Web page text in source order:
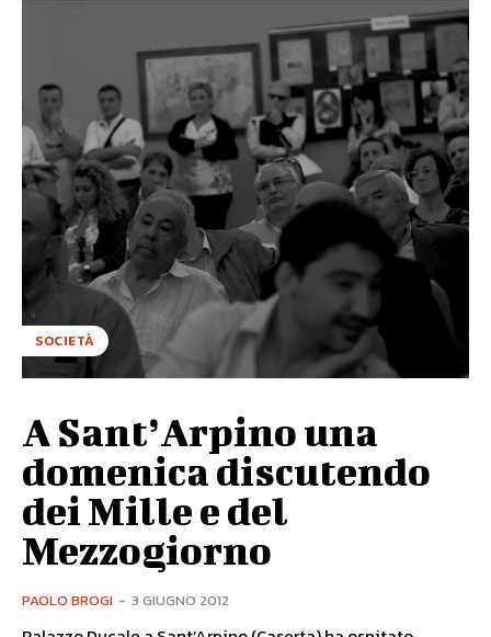
SOCIETÀ
A Sant’Arpino una
domenica discutendo
dei Mille e del
Mezzogiorno
PAOLO BROGI - 3 GIUGNO 2012